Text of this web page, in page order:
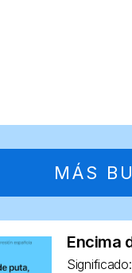
MÁS
Encima